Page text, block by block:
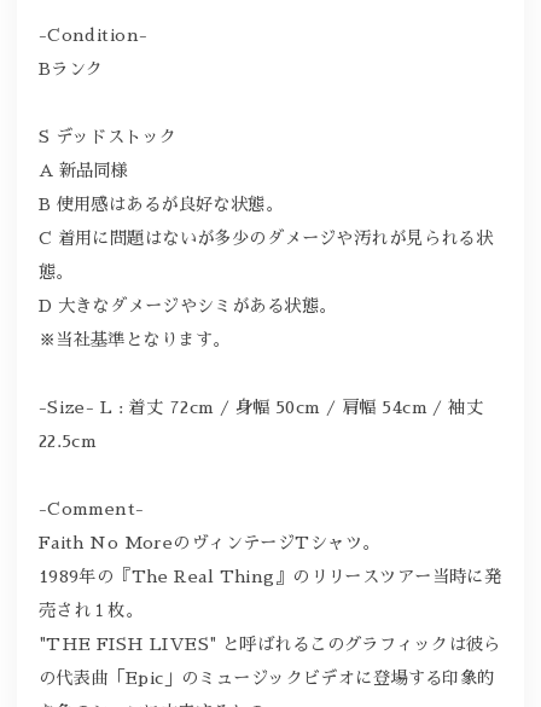
-Condition-
Bランク
S デッドストック
A 新品同様
B 使用感はあるが良好な状態。
C 着用に問題はないが多少のダメージや汚れが見られる状
態。
D 大きなダメージやシミがある状態。
※当社基準となります。
-Size- L : 着丈 72cm / 身幅 50cm / 肩幅 54cm / 袖丈
22.5cm
-Comment-
Faith No MoreのヴィンテージTシャツ。
1989年の『The Real Thing』のリリースツアー当時に発
売され１枚。
"THE FISH LIVES" と呼ばれるこのグラフィックは彼ら
の代表曲「Epic」のミュージックビデオに登場する印象的